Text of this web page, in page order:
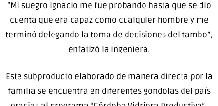
“Mi suegro Ignacio me fue probando hasta que se dio
cuenta que era capaz como cualquier hombre y me
terminó delegando la toma de decisiones del tambo”,
enfatizó la ingeniera.
Este subproducto elaborado de manera directa por la
familia se encuentra en diferentes góndolas del país